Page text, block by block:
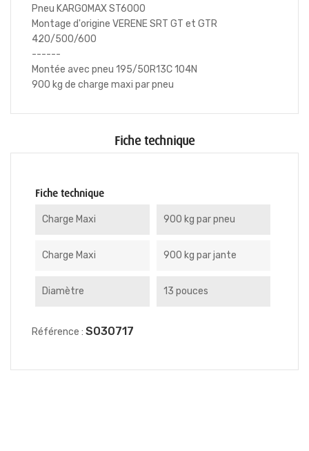
Pneu KARGOMAX ST6000
Montage d'origine VERENE SRT GT et GTR
420/500/600
------
Montée avec pneu 195/50R13C 104N
900 kg de charge maxi par pneu
Fiche technique
Fiche technique
Charge Maxi 900 kg par pneu
Charge Maxi 900 kg par jante
Diamètre 13 pouces
Référence : S030717